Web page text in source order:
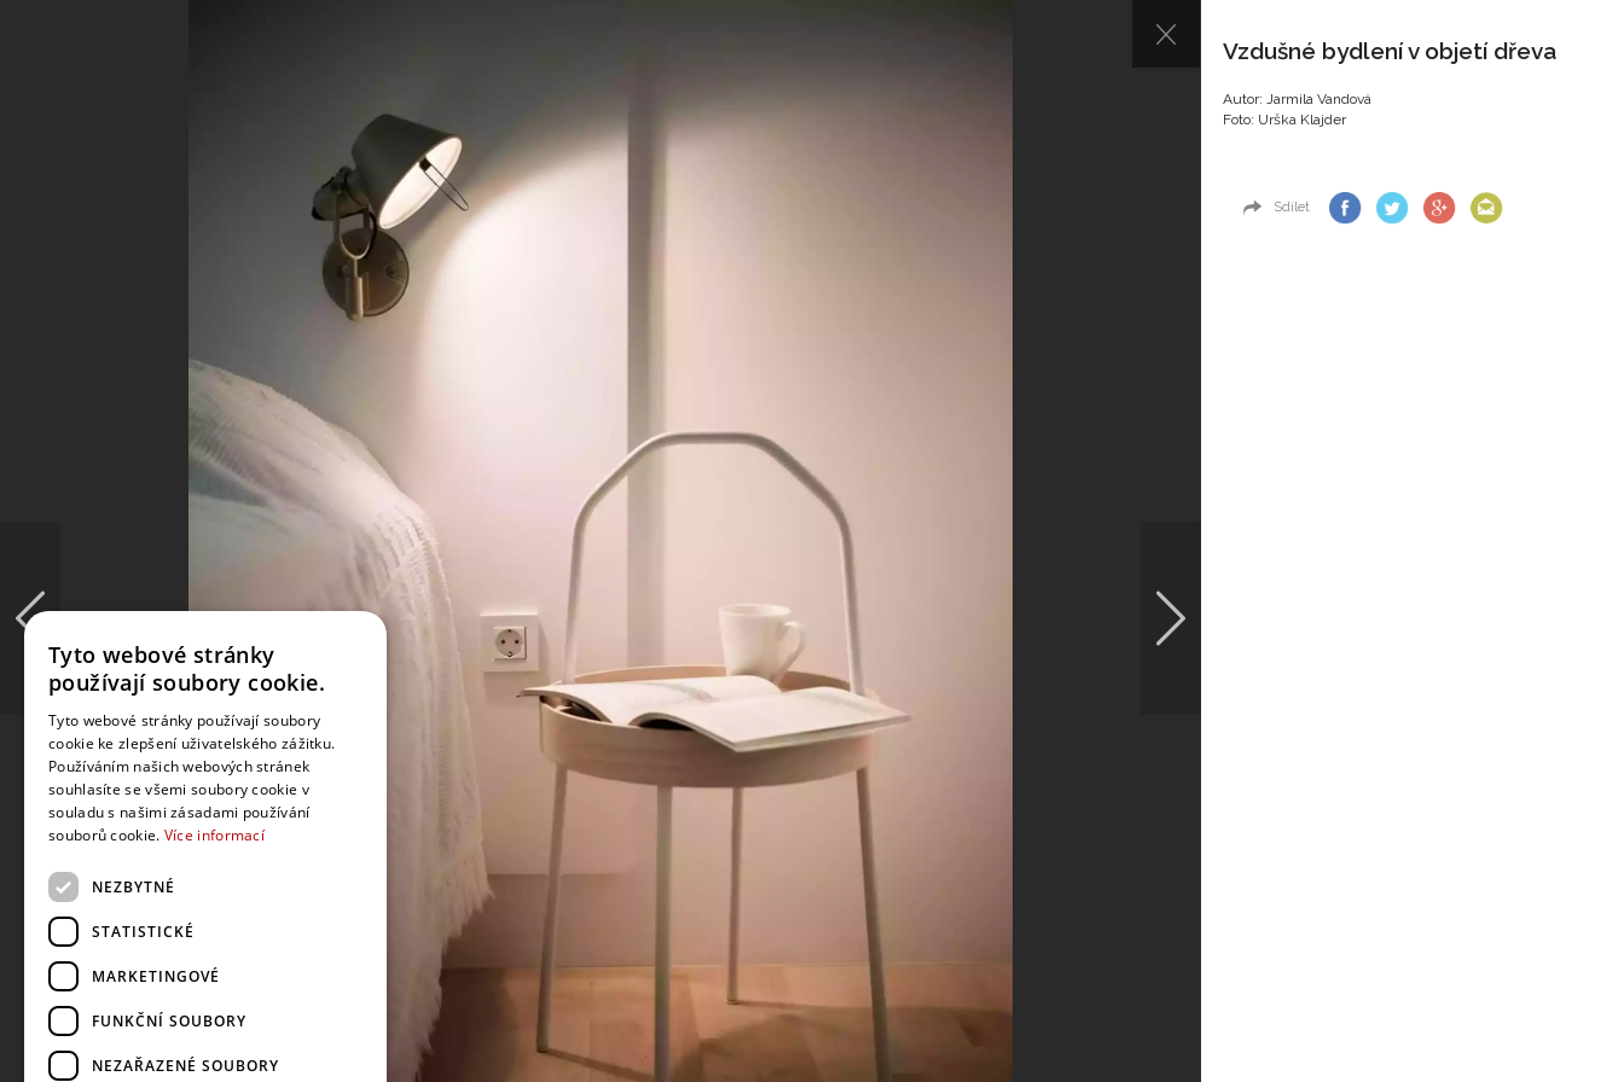
Vzdušné bydlení v objetí dřeva
Autor: Jarmila Vandová
Foto: Urška Klajder
Sdílet
Tyto webové stránky
používají soubory cookie.
Tyto webové stránky používají soubory
cookie ke zlepšení uživatelského zážitku.
Používáním našich webových stránek
souhlasíte se všemi soubory cookie v
souladu s našimi zásadami používání
souborů cookie. Více informací
NEZBYTNÉ
STATISTICKÉ
MARKETINGOVÉ
FUNKČNÍ SOUBORY
NEZAŘAZENÉ SOUBORY